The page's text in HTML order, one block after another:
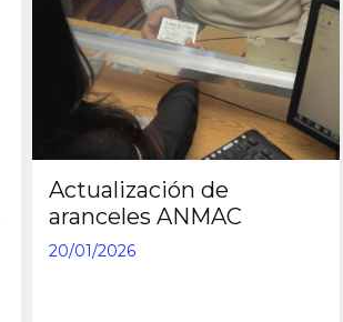
Actualización de
aranceles ANMAC
20/01/2026